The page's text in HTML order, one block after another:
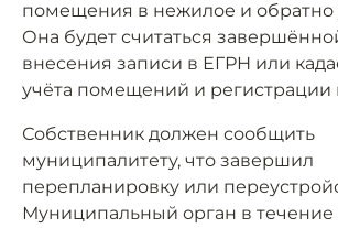
помещения в нежилое и обратно
Она будет считаться
внесения записи в ЕГРН или
учёта помещений и регистрации
Собственник должен сообщить
муниципалитету, что завершил
перепланировку или
Муниципальный орган в течение